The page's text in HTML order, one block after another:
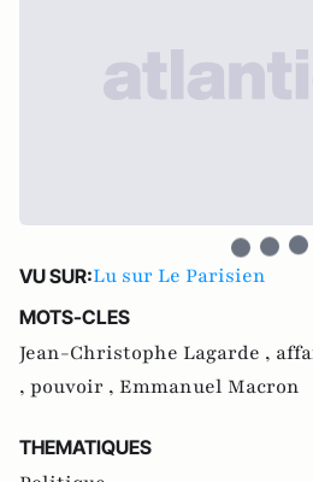
VU SUR:Lu sur Le Parisien
MOTS-CLES
Jean-Christophe Lagarde ,
, pouvoir , Emmanuel Macron
THEMATIQUES